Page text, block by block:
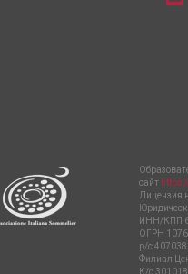
сайт
Лицензия
ИНН/КПП
ОГРН
р/с
Филиал
К/с